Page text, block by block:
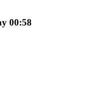
y comisiones de copy trading
00:58